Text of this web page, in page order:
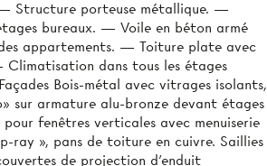
Structure porteuse métallique. —
bureaux. — Voile en béton armé
appartements. — Toiture plate avec
dans tous les étages
Bois-métal avec vitrages isolants,
sur armature alu-bronze devant étages
fenêtres verticales avec menuiserie
ray », pans de toiture en cuivre. Saillies
de projection d'enduit